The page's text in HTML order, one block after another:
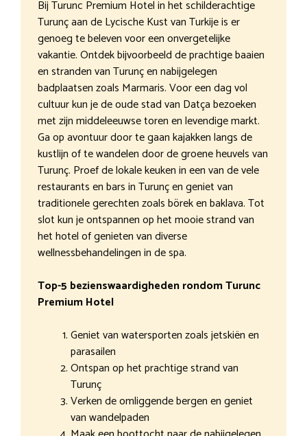
Bij Turunc Premium Hotel in het schilderachtige
Turunç aan de Lycische Kust van Turkije is er
genoeg te beleven voor een onvergetelijke
vakantie. Ontdek bijvoorbeeld de prachtige baaien
en stranden van Turunç en nabijgelegen
badplaatsen zoals Marmaris. Voor een dag vol
cultuur kun je de oude stad van Datça bezoeken
met zijn middeleeuwse toren en levendige markt.
Ga op avontuur door te gaan kajakken langs de
kustlijn of te wandelen door de groene heuvels van
Turunç. Proef de lokale keuken in een van de vele
restaurants en bars in Turunç en geniet van
traditionele gerechten zoals börek en baklava. Tot
slot kun je ontspannen op het mooie strand van
het hotel of genieten van diverse
wellnessbehandelingen in de spa.
Top-5 bezienswaardigheden rondom Turunc
Premium Hotel
Geniet van watersporten zoals jetskiën en
parasailen
Ontspan op het prachtige strand van
Turunç
Verken de omliggende bergen en geniet
van wandelpaden